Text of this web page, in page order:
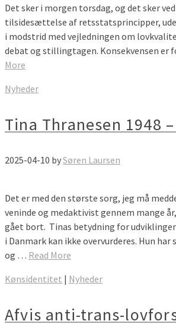
Det sker i morgen torsdag, og det sker
tilsidesættelse af retsstatsprincipper,
i modstrid med vejledningen om
debat og stillingtagen. Konsekvensen er
More
Nyheder
Tina Thranesen 1948
2025-04-10 bySøren Laursen
Det er med den største sorg, jeg må
veninde og medaktivist gennem mange
gået bort. Tinas betydning for
i Danmark kan ikke overvurderes. Hun
og … Read More
Kønsidentitet | Nyheder
Afvis anti-trans-